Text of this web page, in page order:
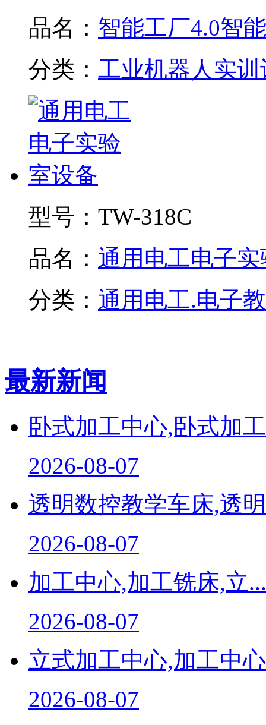
品名： 智能工厂4.0智
分类： 工业机器人实训
型号： TW-318C
品名： 通用电工电子实
分类： 通用电工.电子
最新新闻
卧式加工中心,卧式加
2026-08-07
透明数控教学车床,透
2026-08-07
加工中心,加工铣床,立...
2026-08-07
立式加工中心,加工中
2026-08-07